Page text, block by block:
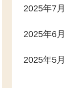
2025年7月
2025年6月
2025年5月